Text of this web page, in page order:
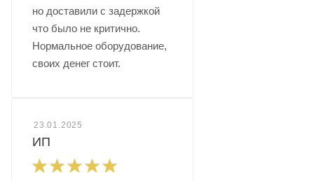
но доставили с задержкой
что было не критично.
Нормальное оборудование,
своих денег стоит.
23.01.2025
ИП